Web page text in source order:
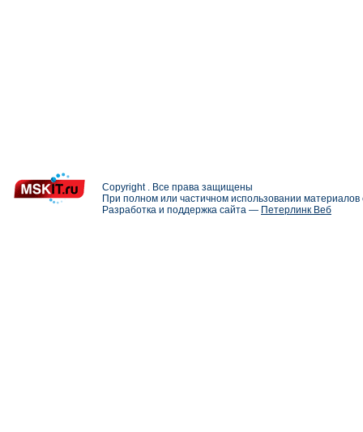
Copyright . Все права защищены
При полном или частичном использовании
Разработка и поддержка сайта — Петерлинк Веб